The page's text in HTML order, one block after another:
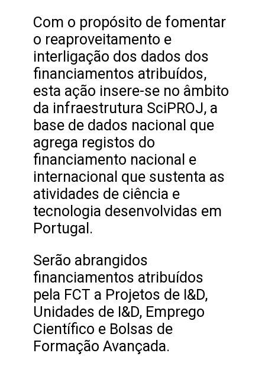
Com o propósito de fomentar
o reaproveitamento e
interligação dos dados dos
financiamentos atribuídos,
esta ação insere-se no âmbito
da infraestrutura SciPROJ, a
base de dados nacional que
agrega registos do
financiamento nacional e
internacional que sustenta as
atividades de ciência e
tecnologia desenvolvidas em
Portugal.
Serão abrangidos
financiamentos atribuídos
pela FCT a Projetos de I&D,
Unidades de I&D, Emprego
Científico e Bolsas de
Formação Avançada.